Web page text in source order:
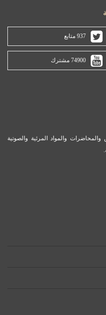
937 متابع
74900 مشترك
والمواد المرئية والصوتية